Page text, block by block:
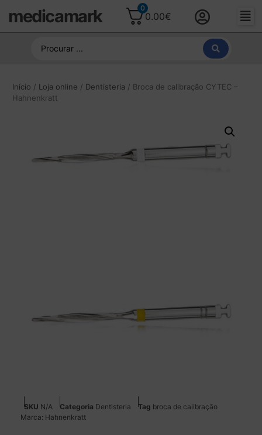
medicamark 0
0.00€
Início / Loja online / Dentisteria / Broca de calibração CYTEC –
Hahnenkratt
SKU N/A Categoria Dentisteria Tag broca de calibração
Marca: Hahnenkratt